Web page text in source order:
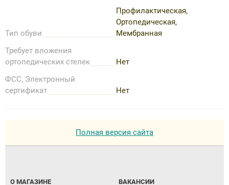
Тип обуви
Профилактическая,
Ортопедическая,
Мембранная
Требует вложения
ортопедических стелек
Нет
ФСС, Электронный
сертификат
Нет
Полная версия сайта
О МАГАЗИНЕ ВАКАНСИИ